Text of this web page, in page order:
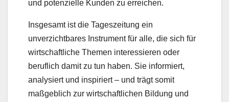
und potenzielle Kunden zu erreichen.
Insgesamt ist die Tageszeitung ein
unverzichtbares Instrument für alle, die sich für
wirtschaftliche Themen interessieren oder
beruflich damit zu tun haben. Sie informiert,
analysiert und inspiriert – und trägt somit
maßgeblich zur wirtschaftlichen Bildung und